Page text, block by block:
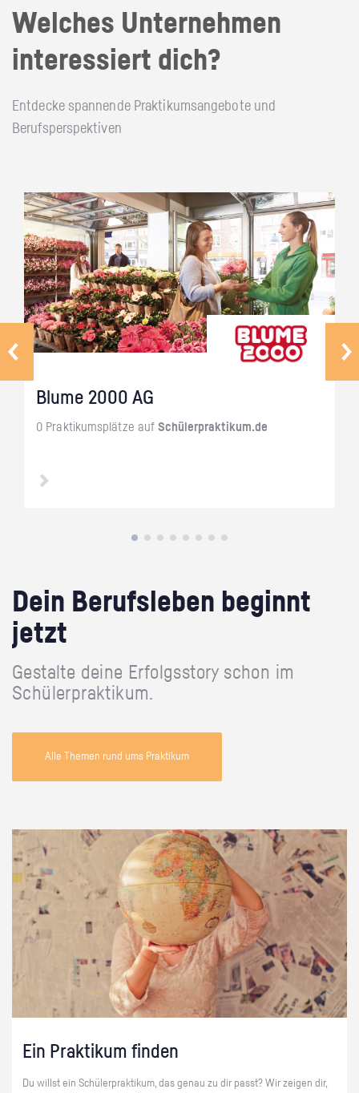
Welches Unternehmen
interessiert dich?
Entdecke spannende Praktikumsangebote und
Berufsperspektiven
Blume 2000 AG
0 Prak­ti­kums­plät­ze aufSchü­ler­prak­ti­kum.de
Dein Berufsleben beginnt
jetzt
Gestalte deine Erfolgsstory schon im
Schülerpraktikum.
Alle Themen rund ums Praktikum
Ein Praktikum finden
Du willst ein Schülerpraktikum, das genau zu dir passt? Wir zeigen dir,